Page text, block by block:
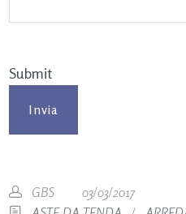
Submit
GBS
03/03/2017